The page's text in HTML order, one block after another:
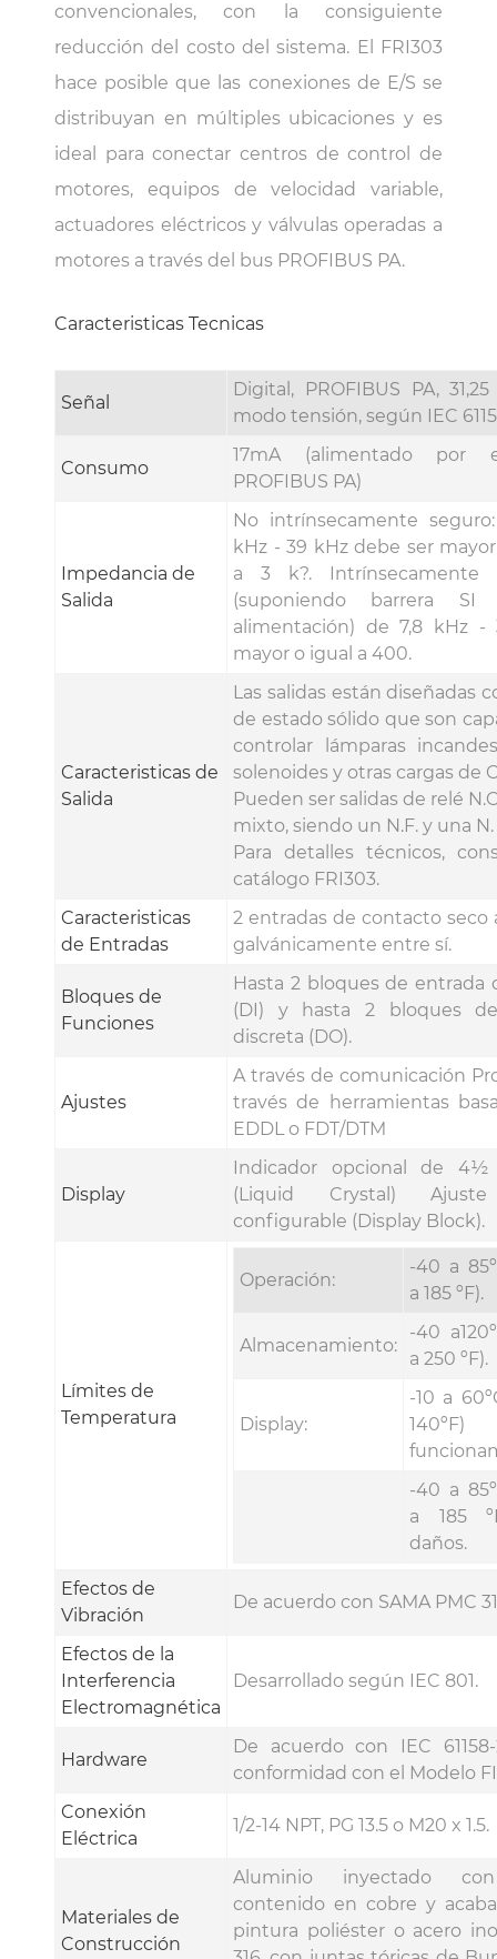
convencionales, con la consiguiente
reducción del costo del sistema. El FRI303
hace posible que las conexiones de E/S se
distribuyan en múltiples ubicaciones y es
ideal para conectar centros de control de
motores, equipos de velocidad variable,
actuadores eléctricos y válvulas operadas a
motores a través del bus PROFIBUS PA.
Caracteristicas Tecnicas
Señal
Digital, PROFIBUS PA,
modo tensión, según IEC
Consumo
17mA (alimentado por
PROFIBUS PA)
Impedancia de
Salida
No intrínsecamente
kHz - 39 kHz debe ser
a 3 k?. Intrínsecamente
(suponiendo barrera
alimentación) de 7,8 kHz -
mayor o igual a 400.
Caracteristicas de
Salida
Las salidas están diseñadas
de estado sólido que son
controlar lámparas
solenoides y otras cargas de
Pueden ser salidas de relé
mixto, siendo un N.F. y una N.
Para detalles técnicos,
catálogo FRI303.
Caracteristicas
de Entradas
2 entradas de contacto seco
galvánicamente entre sí.
Bloques de
Funciones
Hasta 2 bloques de entrada
(DI) y hasta 2 bloques
discreta (DO).
Ajustes
A través de comunicación
través de herramientas
EDDL o FDT/DTM
Display
Indicador opcional de 4½
(Liquid Crystal)
configurable (Display Block).
Límites de
Temperatura
Operación:
-40 a
a 185 ºF).
Almacenamiento:
-40
a 250 ºF).
Display:
-10 a
-40 a
a 185
daños.
Efectos de
Vibración
De acuerdo con SAMA PMC
Efectos de la
Interferencia
Electromagnética
Desarrollado según IEC 801.
Hardware
De acuerdo con IEC
conformidad con el Modelo
Conexión
Eléctrica
1/2-14 NPT, PG 13.5 o M20 x 1.5.
Materiales de
Construcción
Aluminio inyectado
contenido en cobre y
pintura poliéster o acero